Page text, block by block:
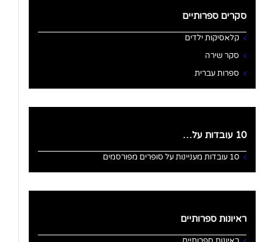
סקרים ספרותיים
קלאסיקות ילדים
סקר שירה
ספרות עברית
10 עובדות על…
10 עובדות מעניינות על סופרים מפורסמים
ראיונות ספרותיים